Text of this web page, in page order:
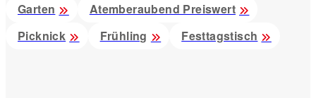
Garten
Atemberaubend Preiswert
Picknick
Frühling Festtagstisch